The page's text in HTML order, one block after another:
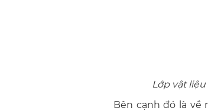
Lớp vật
Bên cạnh đó là về